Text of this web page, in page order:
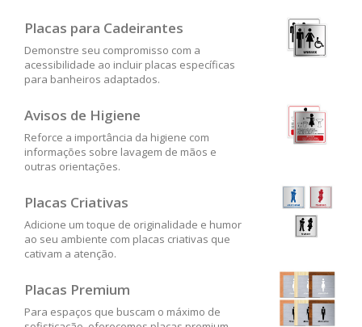
Placas para Cadeirantes
Demonstre seu compromisso com a
acessibilidade ao incluir placas específicas
para banheiros adaptados.
Avisos de Higiene
Reforce a importância da higiene com
informações sobre lavagem de mãos e
outras orientações.
Placas Criativas
Adicione um toque de originalidade e humor
ao seu ambiente com placas criativas que
cativam a atenção.
Placas Premium
Para espaços que buscam o máximo de